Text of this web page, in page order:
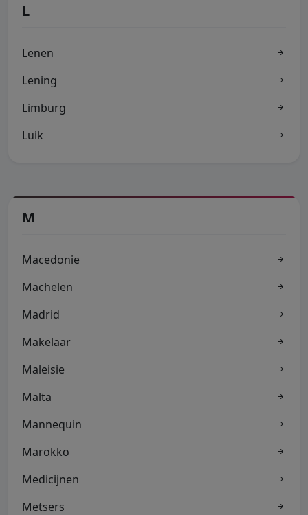
L
Lenen
Lening
Limburg
Luik
M
Macedonie
Machelen
Madrid
Makelaar
Maleisie
Malta
Mannequin
Marokko
Medicijnen
Metsers